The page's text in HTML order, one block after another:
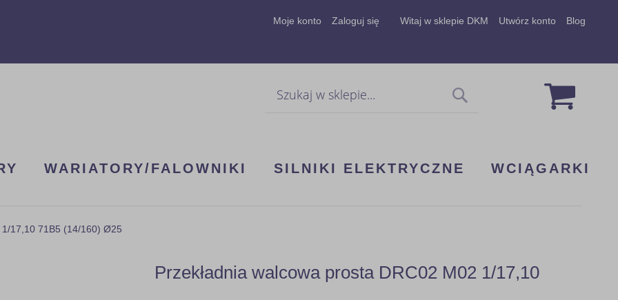
Moje konto Zaloguj się Witaj w sklepie DKM Utwórz konto Blog
Mój
WARIATORY/FALOWNIKI SILNIKI ELEKTRYCZNE WCIĄGARKI
1/17,10 71B5 (14/160) Ø25
Przekładnia walcowa prosta DRC02 M02 1/17,10